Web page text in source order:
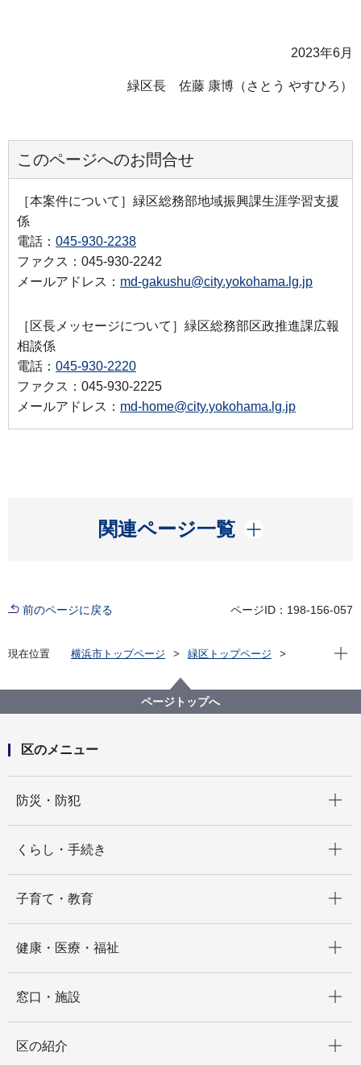
2023年6月
緑区長 佐藤 康博（さとう やすひろ）
このページへのお問合せ
［本案件について］緑区総務部地域振興課生涯学習支援
係
電話： 045-930-2238
ファクス：045-930-2242
メールアドレス： md-gakushu@city.yokohama.lg.jp
［区長メッセージについて］緑区総務部区政推進課広報
相談係
電話： 045-930-2220
ファクス：045-930-2225
メールアドレス： md-home@city.yokohama.lg.jp
関連ページ一覧
開く
前のページに戻る ページID：198-156-057
現在位置 横浜市トップページ
緑区トップページ
【第8回】「みどりスポーツフェスティバル2023」が
開催されました！
現在
ページトップへ
区のメニュー
防災・防犯
くらし・手続き
子育て・教育
健康・医療・福祉
窓口・施設
区の紹介